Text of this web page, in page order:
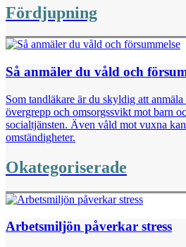
Fördjupning
Så anmäler du våld och
Som tandläkare är du skyldig att
övergrepp och omsorgssvikt mot barn
socialtjänsten. Även våld mot vuxna
omständigheter.
Okategoriserade
Arbetsmiljön påverkar stress